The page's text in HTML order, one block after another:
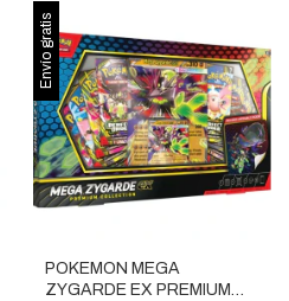
Envío gratis
POKEMON MEGA
ZYGARDE EX PREMIUM